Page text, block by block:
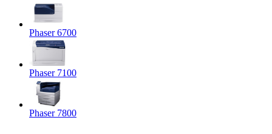
Phaser 6700
Phaser 7100
Phaser 7800